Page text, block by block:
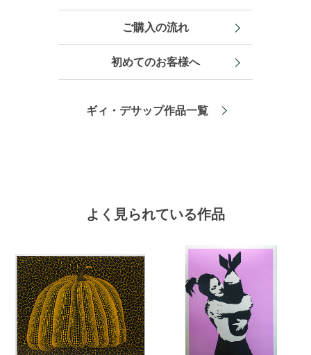
ご購入の流れ
初めてのお客様へ
ギィ・デサップ作品一覧
よく見られている作品